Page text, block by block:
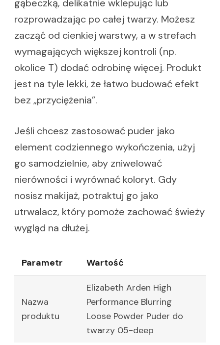
gąbeczką, delikatnie wklepując lub
rozprowadzając po całej twarzy. Możesz
zacząć od cienkiej warstwy, a w strefach
wymagających większej kontroli (np.
okolice T) dodać odrobinę więcej. Produkt
jest na tyle lekki, że łatwo budować efekt
bez „przyciężenia”.
Jeśli chcesz zastosować puder jako
element codziennego wykończenia, użyj
go samodzielnie, aby zniwelować
nierówności i wyrównać koloryt. Gdy
nosisz makijaż, potraktuj go jako
utrwalacz, który pomoże zachować świeży
wygląd na dłużej.
Parametr Wartość
Nazwa
produktu
Elizabeth Arden High
Performance Blurring
Loose Powder Puder do
twarzy 05-deep